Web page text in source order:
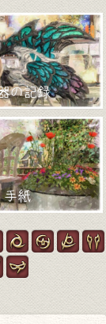
の記録
手紙